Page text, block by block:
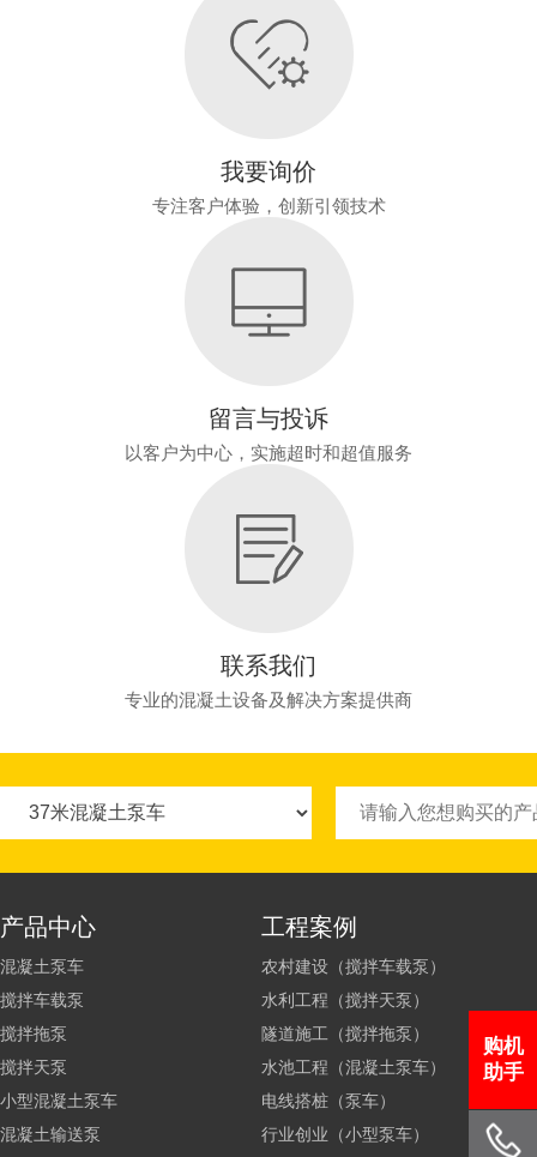
我要询价
专注客户体验，创新引领技术
留言与投诉
以客户为中心，实施超时和超值服务
联系我们
专业的混凝土设备及解决方案提供商
产品中心
混凝土泵车
搅拌车载泵
搅拌拖泵
搅拌天泵
小型混凝土泵车
混凝土输送泵
工程案例
农村建设（搅拌车载泵）
水利工程（搅拌天泵）
隧道施工（搅拌拖泵）
水池工程（混凝土泵车）
电线搭桩（泵车）
行业创业（小型泵车）
购机
助手